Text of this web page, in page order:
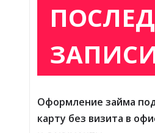
Оформление займа
карту без визита в